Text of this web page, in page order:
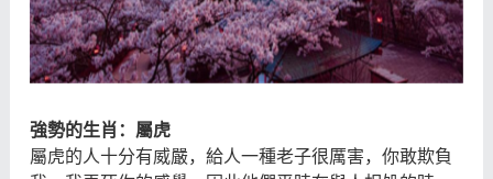
強勢的生肖：屬虎
屬虎的人十分有威嚴，給人一種老子很厲害，你敢欺負